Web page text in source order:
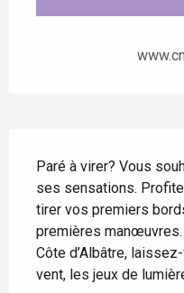
Paré à virer? Vous
ses sensations.
tirer vos premiers
premières
Côte d’Albâtre,
vent, les jeux de